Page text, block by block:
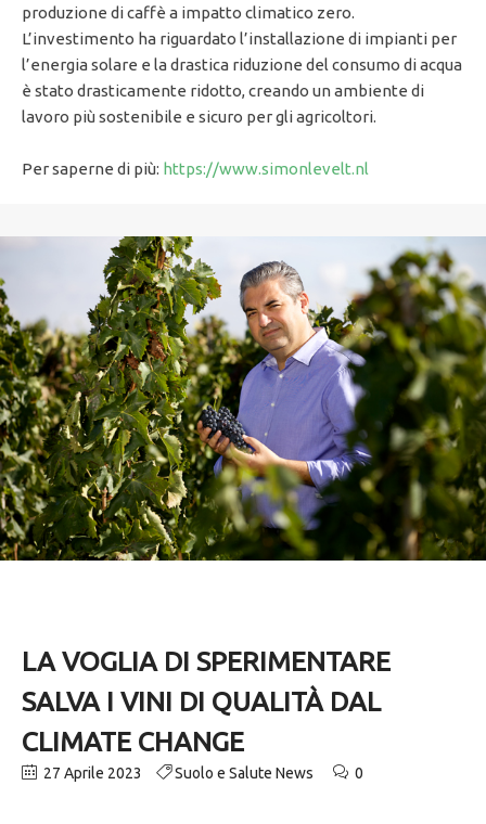
produzione di caffè a impatto climatico zero.
L’investimento ha riguardato l’installazione di impianti per
l’energia solare e la drastica riduzione del consumo di acqua
è stato drasticamente ridotto, creando un ambiente di
lavoro più sostenibile e sicuro per gli agricoltori.
Per saperne di più: https://www.simonlevelt.nl
LA VOGLIA DI SPERIMENTARE
SALVA I VINI DI QUALITÀ DAL
CLIMATE CHANGE
27 Aprile 2023 Suolo e Salute News 0